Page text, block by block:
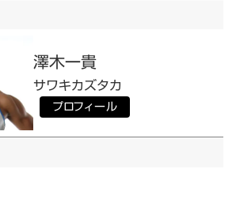
澤木一貴
サワキカズタカ
プロフィール